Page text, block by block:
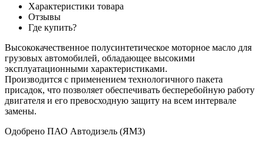
Характеристики товара
Отзывы
Где купить?
Высококачественное полусинтетическое моторное масло для
грузовых автомобилей, обладающее высокими
эксплуатационными характеристиками.
Производится с применением технологичного пакета
присадок, что позволяет обеспечивать бесперебойную работу
двигателя и его превосходную защиту на всем интервале
замены.
Одобрено ПАО Автодизель (ЯМЗ)